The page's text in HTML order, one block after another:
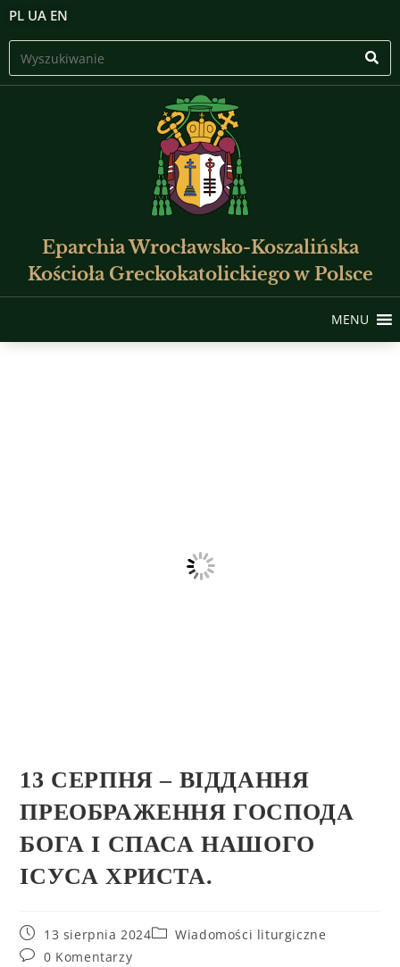
PL UA EN
Eparchia Wrocławsko-Koszalińska
Kościoła Greckokatolickiego w Polsce
MENU
13 СЕРПНЯ – ВІДДАННЯ
ПРЕОБРАЖЕННЯ ГОСПОДА
БОГА І СПАСА НАШОГО
ІСУСА ХРИСТА.
13 sierpnia 2024
Wiadomości liturgiczne
0 Komentarzy